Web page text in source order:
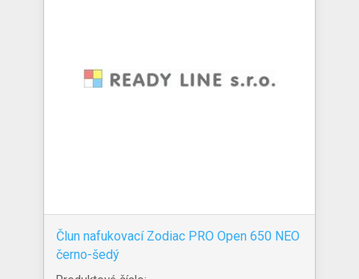
Člun nafukovací Zodiac PRO Open 650 NEO
černo-šedý